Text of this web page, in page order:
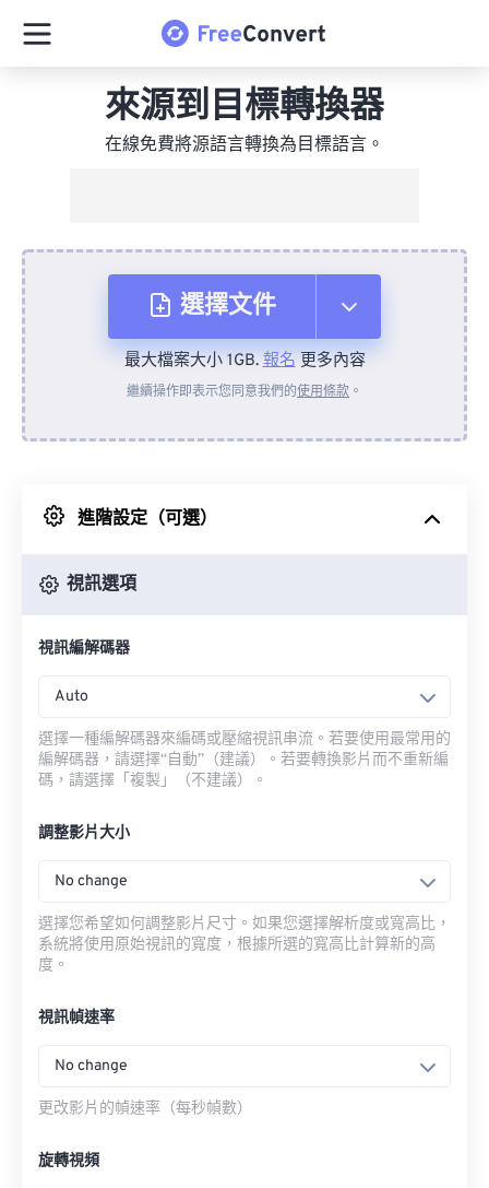
來源到目標轉換器
在線免費將源語言轉換為目標語言。
選擇文件
來自裝置
來自 Google 雲端硬碟
最大檔案大小 1GB.報名更多內容
繼續操作即表示您同意我們的使用條款 。
進階設定（可選）
視訊選項
視訊編解碼器
Auto
選擇一種編解碼器來編碼或壓縮視訊串流。若要使用最常用的
編解碼器，請選擇“自動”（建議）。若要轉換影片而不重新編
碼，請選擇「複製」（不建議）。
調整影片大小
No change
選擇您希望如何調整影片尺寸。如果您選擇解析度或寬高比，
系統將使用原始視訊的寬度，根據所選的寬高比計算新的高
度。
視訊幀速率
No change
更改影片的幀速率（每秒幀數）
旋轉視頻